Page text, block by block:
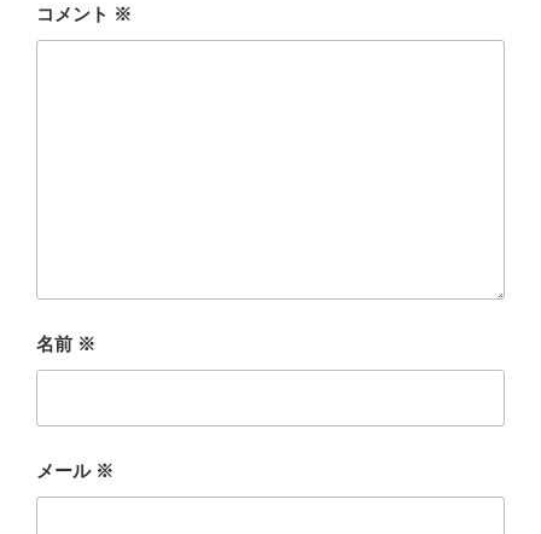
コメント ※
名前 ※
メール ※